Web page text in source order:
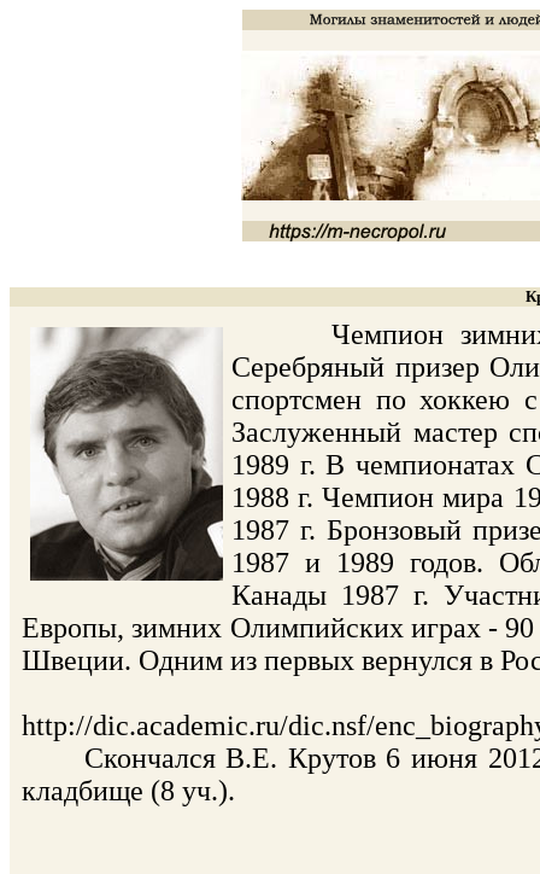
Чемпион зимних
Серебряный призер
спортсмен по хоккею
Заслуженный мастер
1989 г. В чемпионатах
1988 г. Чемпион мира
1987 г. Бронзовый
1987 и 1989 годов.
Канады 1987 г.
Европы, зимних Олимпийских играх - 90
Швеции. Одним из первых вернулся в
http://dic.academic.ru/dic.nsf/
Скончался В.Е. Крутов 6 июня 2012
кладбище (8 уч.).